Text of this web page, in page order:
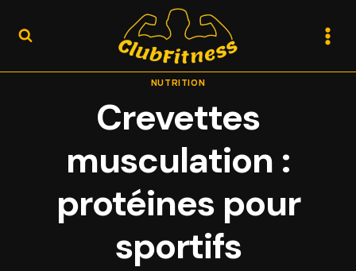
NUTRITION
Crevettes
musculation :
protéines pour
sportifs